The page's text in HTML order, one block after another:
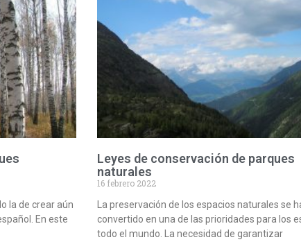
tendencia de los últimos años ha sido la de crear
espacios protegidos en territorio español.
Haga clic aquí
la de crear aún
En este
Leyes de conservación de parques
naturales
16 febrero 2022
La preservación de los espacios naturales se
convertido en una de las prioridades para los
todo el mundo. La necesidad de garantizar